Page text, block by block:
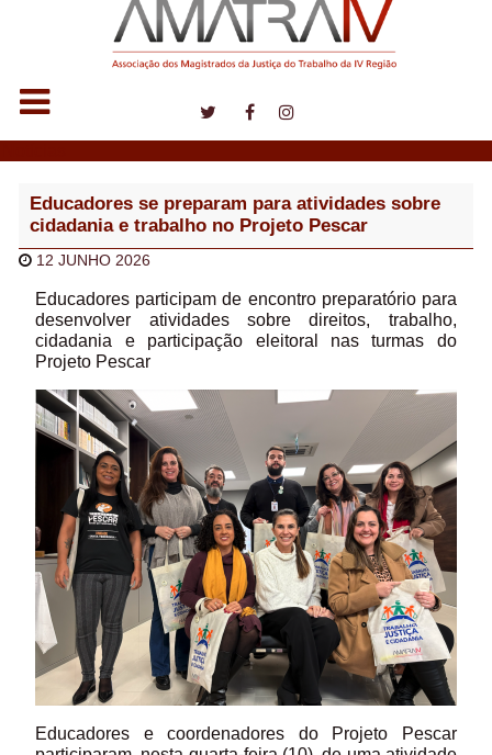
Educadores se preparam para atividades sobre
cidadania e trabalho no Projeto Pescar
12 JUNHO 2026
Educadores participam de encontro preparatório para
desenvolver atividades sobre direitos, trabalho,
cidadania e participação eleitoral nas turmas do
Projeto Pescar
Educadores e coordenadores do Projeto Pescar